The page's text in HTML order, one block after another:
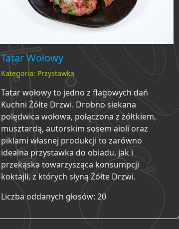
Tatar Wołowy
Kategoria: Przystawka
Tatar wołowy to jedno z flagowych dań
Kuchni Żółte Drzwi. Drobno siekana
polędwica wołowa, połączona z żółtkiem,
musztardą, autorskim sosem aioli oraz
piklami własnej produkcji to zarówno
idealna przystawka do obiadu, jak i
przekąska towarzysząca konsumpcji
koktajli, z których słyną Żółte Drzwi.
Liczba oddanych głosów: 20